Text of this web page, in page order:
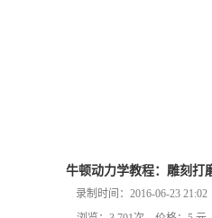
牛顿动力学教程：雕刻打
录制时间：2016-06-23 21:02